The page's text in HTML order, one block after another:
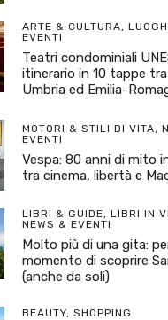
ARTE & CULTURA,
EVENTI
Teatri condominiali
itinerario in 10 tappe
Umbria ed Emilia-
MOTORI & STILI DI VITA,
EVENTI
Vespa: 80 anni di mito
tra cinema, libertà e
LIBRI & GUIDE, LIBRI IN
NEWS & EVENTI
Molto più di una gita:
momento di scoprire
(anche da soli)
BEAUTY, SHOPPING